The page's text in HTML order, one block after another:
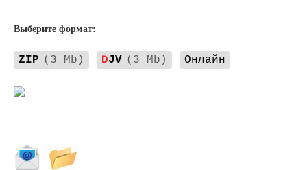
Выберите формат:
ZIP (3 Mb) DJV (3 Mb) Онлайн